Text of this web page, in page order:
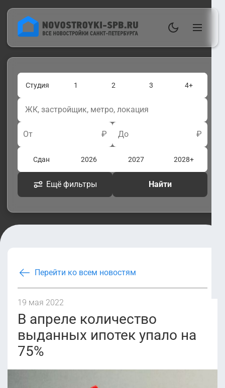
Студия 1 2 3 4+
От ₽ До ₽
Сдан 2026 2027 2028+
Ещё фильтры Найти
Перейти ко всем новостям
19 мая 2022
В апреле количество
выданных ипотек упало на
75%